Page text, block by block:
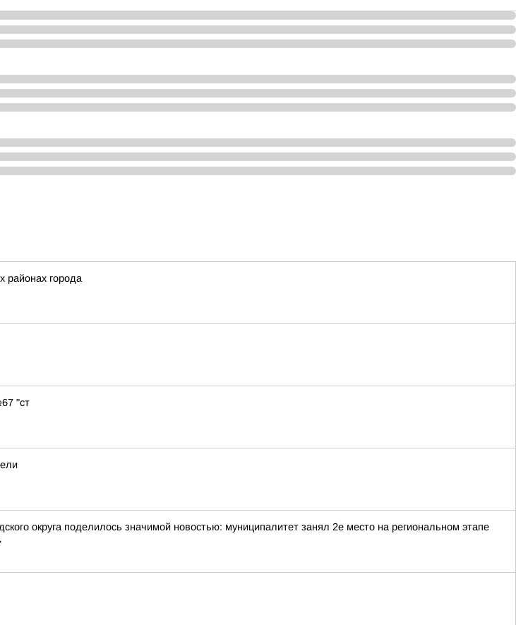
районах города
"ст
округа поделилось значимой новостью: муниципалитет занял 2е место на региональном этапе